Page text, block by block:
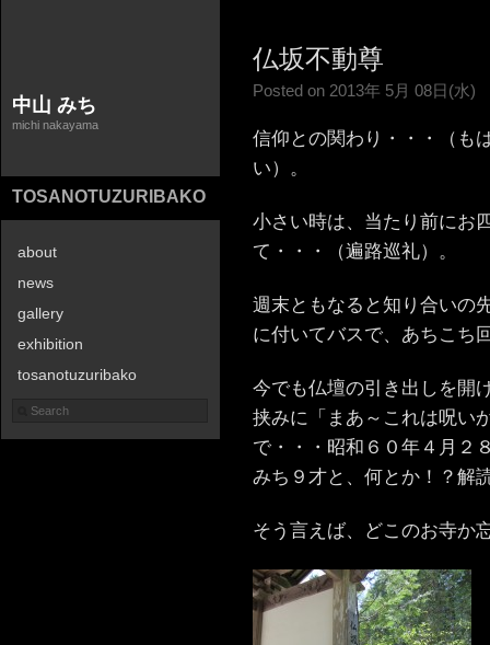
中山 みち
michi nakayama
TOSANOTUZURIBAKO
about
news
gallery
exhibition
tosanotuzuribako
contact
仏坂不動尊
Posted on 2013年 5月 08日(水)
信仰との関わり・・・（も
い）。
小さい時は、当たり前にお
て・・・（遍路巡礼）。
週末ともなると知り合いの
に付いてバスで、あちこち
今でも仏壇の引き出しを開
挟みに「まあ～これは呪い
で・・・昭和６０年４月
みち９才と、何とか！？解
そう言えば、どこのお寺か